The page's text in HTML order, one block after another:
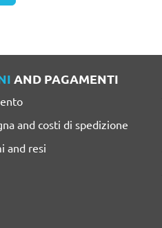
AND PAGAMENTI
and costi di spedizione
and resi